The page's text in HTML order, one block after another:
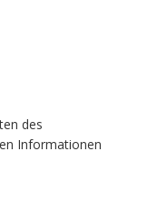
des
Informationen